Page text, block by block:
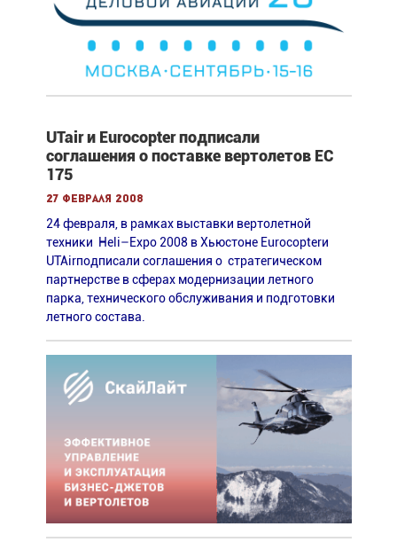
UTair и Еurocopter подписали
соглашения о поставке вертолетов EC
175
27 февраля 2008
24 февраля, в рамках выставки вертолетной
техники Heli–Expo 2008 в Хьюстоне Eurocopterи
UTAirподписали соглашения о стратегическом
партнерстве в сферах модернизации летного
парка, технического обслуживания и подготовки
летного состава.